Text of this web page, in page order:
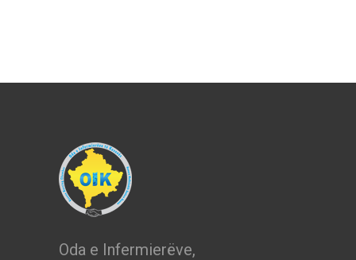
Oda e Infermierëve,